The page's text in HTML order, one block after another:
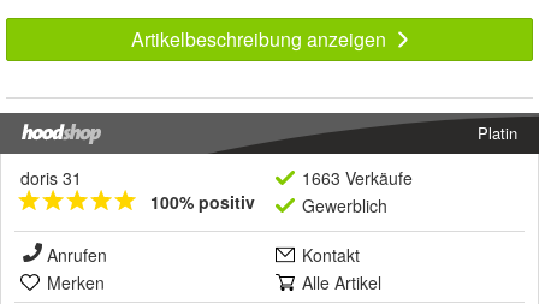
Artikelbeschreibung anzeigen
Platin
doris 31
100% positiv
1663 Verkäufe
Gewerblich
Anrufen
Kontakt
Merken
Alle Artikel